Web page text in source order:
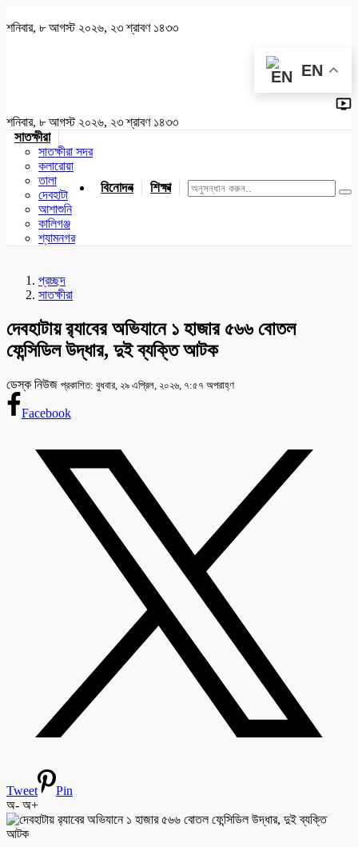
শনিবার, ৮ আগস্ট ২০২৬, ২৩ শ্রাবণ ১৪৩৩
EN
শনিবার, ৮ আগস্ট ২০২৬, ২৩ শ্রাবণ ১৪৩৩
সাতক্ষীরা
সাতক্ষীরা সদর
কলারোয়া
তালা
দেবহাটা
আশাশুনি
কালিগঞ্জ
শ্যামনগর
বিনোদন শিক্ষা খেলাধুলা জাতীয় যশোর
প্রচ্ছদ
সাতক্ষীরা
দেবহাটায় র‌্যাবের অভিযানে ১ হাজার ৫৬৬ বোতল
ফেন্সিডিল উদ্ধার, দুই ব্যক্তি আটক
ডেস্ক নিউজ প্রকাশিত: বুধবার, ২৯ এপ্রিল, ২০২৬, ৭:৫৭ অপরাহ্ণ
Facebook
Tweet
Pin
অ- অ+